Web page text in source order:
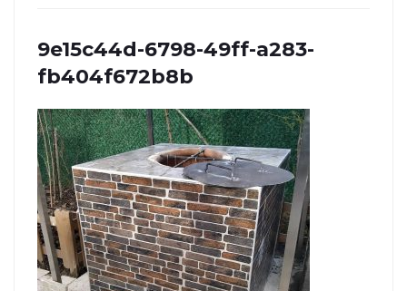
9e15c44d-6798-49ff-a283-
fb404f672b8b